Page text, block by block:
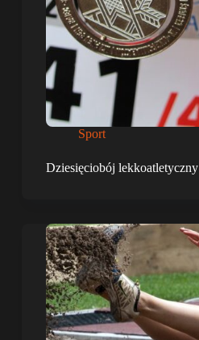
Sport
Dziesięciobój lekkoatletyczny